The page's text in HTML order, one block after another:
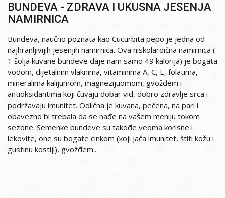
BUNDEVA - ZDRAVA I UKUSNA JESENJA
NAMIRNICA
Bundeva, naučno poznata kao Cucurbita pepo je jedna od
najhranljivijih jesenjih namirnica. Ova niskolaroična namirnica (
1 šolja kuvane bundeve daje nam samo 49 kalorija) je bogata
vodom, dijetalnim vlaknima, vitaminima A, C, E, folatima,
mineralima kalijumom, magnezijuomom, gvožđem i
antioksidantima koji čuvaju dobar vid, dobro zdravlje srca i
podržavaju imunitet. Odlična je kuvana, pečena, na pari i
obavezno bi trebala da se nađe na vašem meniju tokom
sezone. Semenke bundeve su takođe veoma korisne i
lekovite, one su bogate cinkom (koji jača imunitet, štiti kožu i
gustinu kostiji), gvožđem...